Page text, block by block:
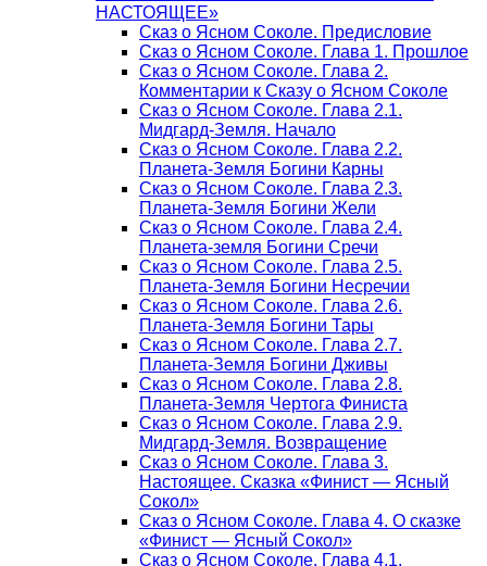
НАСТОЯЩЕЕ»
Сказ о Ясном Соколе. Предисловие
Сказ о Ясном Соколе. Глава 1. Прошлое
Сказ о Ясном Соколе. Глава 2.
Комментарии к Сказу о Ясном Соколе
Сказ о Ясном Соколе. Глава 2.1.
Мидгард-Земля. Начало
Сказ о Ясном Соколе. Глава 2.2.
Планета-Земля Богини Карны
Сказ о Ясном Соколе. Глава 2.3.
Планета-Земля Богини Жели
Сказ о Ясном Соколе. Глава 2.4.
Планета-земля Богини Сречи
Сказ о Ясном Соколе. Глава 2.5.
Планета-Земля Богини Несречии
Сказ о Ясном Соколе. Глава 2.6.
Планета-Земля Богини Тары
Сказ о Ясном Соколе. Глава 2.7.
Планета-Земля Богини Дживы
Сказ о Ясном Соколе. Глава 2.8.
Планета-Земля Чертога Финиста
Сказ о Ясном Соколе. Глава 2.9.
Мидгард-Земля. Возвращение
Сказ о Ясном Соколе. Глава 3.
Настоящее. Сказка «Финист — Ясный
Сокол»
Сказ о Ясном Соколе. Глава 4. О сказке
«Финист — Ясный Сокол»
Сказ о Ясном Соколе. Глава 4.1.